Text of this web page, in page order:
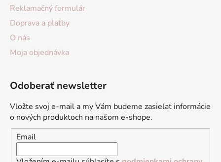
Reklamačný formulár
Doprava a platby
O nás
Moja objednávka
Odoberať newsletter
Vložte svoj e-mail a my Vám budeme zasielať informácie
o nových produktoch na našom e-shope.
Email